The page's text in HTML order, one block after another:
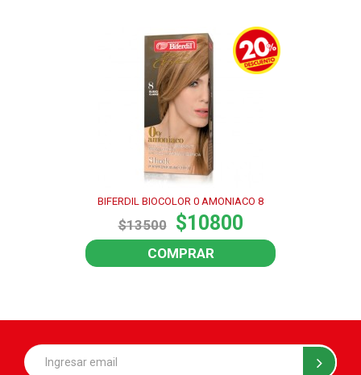
BIFERDIL BIOCOLOR 0 AMONIACO 8
$13500 $10800
COMPRAR